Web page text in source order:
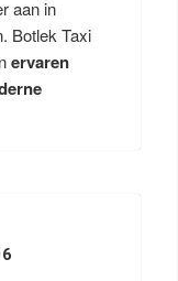
aan in
Botlek Taxi
ervaren